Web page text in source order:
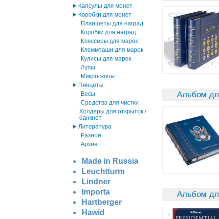
Капсулы для монет
Коробки для монет
Планшеты для наград
Коробки для наград
Кляссеры для марок
Клеммташи для марок
Кулисы для марок
Лупы
Микроскопы
Пинцеты
Весы
Средства для чистки
Холдеры для открыток /
банкнот
Литература
Разное
Архив
Made in Russia
Leuchtturm
Lindner
Importa
Hartberger
Hawid
Альбом
Альбом